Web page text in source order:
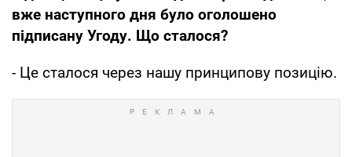
вже наступного дня було оголошено
підписану Угоду. Що сталося?
- Це сталося через нашу принципову позицію.